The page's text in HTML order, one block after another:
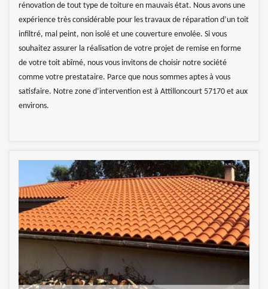
rénovation de tout type de toiture en mauvais état. Nous avons une
expérience très considérable pour les travaux de réparation d’un toit
infiltré, mal peint, non isolé et une couverture envolée. Si vous
souhaitez assurer la réalisation de votre projet de remise en forme
de votre toit abîmé, nous vous invitons de choisir notre société
comme votre prestataire. Parce que nous sommes aptes à vous
satisfaire. Notre zone d’intervention est à Attilloncourt 57170 et aux
environs.